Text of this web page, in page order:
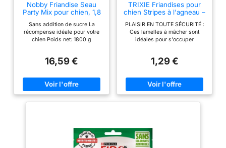
Nobby Friandise Seau
Party Mix pour chien, 1,8
Sans addition de sucre La
récompense idéale pour votre
chien Poids net: 1800 g
16,59 €
TRIXIE Friandises pour
chien Stripes à l'agneau –
Sans sucre ajouté – 100 g
PLAISIR EN TOUTE SÉCURITÉ :
Ces lamelles à mâcher sont
idéales pour s'occuper
besoin naturel de mâcher et
AGNEAU : L'agneau est doux et
bien toléré. Ce snack convient
idéalement aux chiens
réserve de plaisir en snack. Les
petites portions se distribuent
selon les besoins – parfait pour
1,29 €